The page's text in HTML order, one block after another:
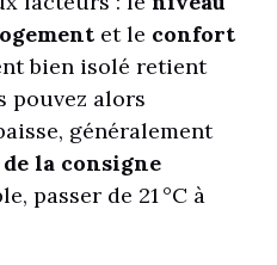
et le confort
bien isolé retient
pouvez alors
généralement
de la consigne
passer de 21 °C à